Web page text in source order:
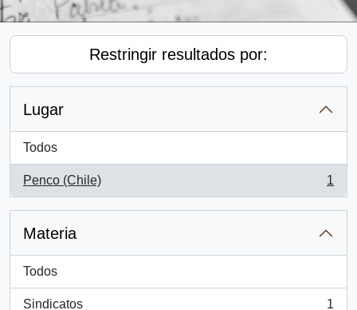
Restringir resultados por:
Lugar
Todos
Penco (Chile)
, 1 resultados
1
Materia
Todos
Sindicatos 1